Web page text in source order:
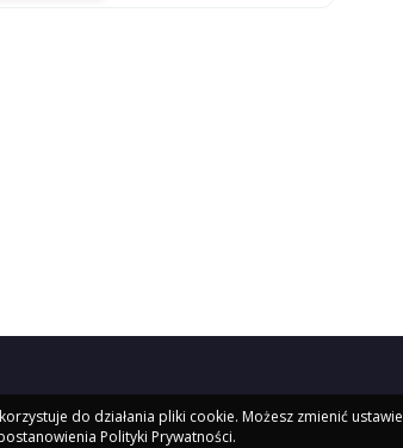
do działania pliki cookie. Możesz zmienić
Polityki Prywatności.